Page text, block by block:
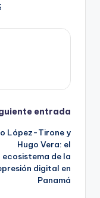
entrada
López-Tirone y
Hugo Vera: el
ecosistema de la
digital en
Panamá